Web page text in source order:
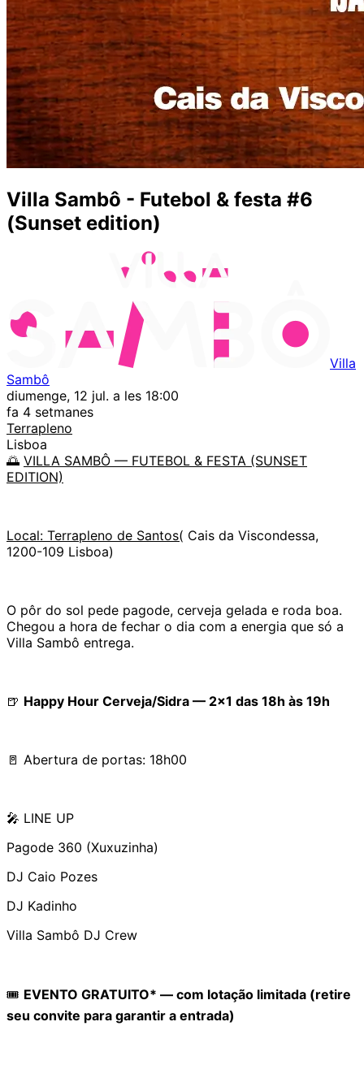
Villa Sambô - Futebol & festa #6
(Sunset edition)
Villa
Sambô
diumenge, 12 jul. a les 18:00
fa 4 setmanes
Terrapleno
Lisboa
🌅 VILLA SAMBÔ — FUTEBOL & FESTA (SUNSET
EDITION)
Local: Terrapleno de Santos( Cais da Viscondessa,
1200-109 Lisboa)
O pôr do sol pede pagode, cerveja gelada e roda boa.
Chegou a hora de fechar o dia com a energia que só a
Villa Sambô entrega.
🍺 Happy Hour Cerveja/Sidra — 2x1 das 18h às 19h
🚪 Abertura de portas: 18h00
🎤 LINE UP
Pagode 360 (Xuxuzinha)
DJ Caio Pozes
DJ Kadinho
Villa Sambô DJ Crew
🎟️ EVENTO GRATUITO* — com lotação limitada (retire
seu convite para garantir a entrada)